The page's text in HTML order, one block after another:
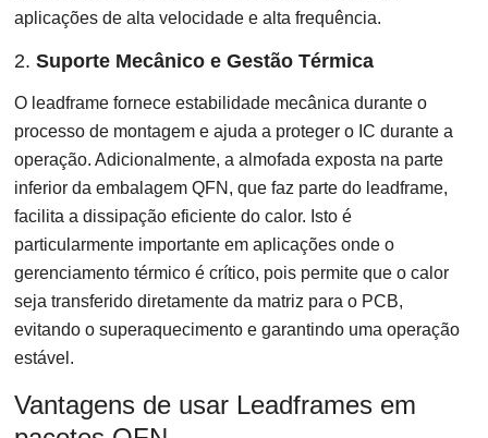
aplicações de alta velocidade e alta frequência.
2.Suporte Mecânico e Gestão Térmica
O leadframe fornece estabilidade mecânica durante o
processo de montagem e ajuda a proteger o IC durante a
operação. Adicionalmente, a almofada exposta na parte
inferior da embalagem QFN, que faz parte do leadframe,
facilita a dissipação eficiente do calor. Isto é
particularmente importante em aplicações onde o
gerenciamento térmico é crítico, pois permite que o calor
seja transferido diretamente da matriz para o PCB,
evitando o superaquecimento e garantindo uma operação
estável.
Vantagens de usar Leadframes em